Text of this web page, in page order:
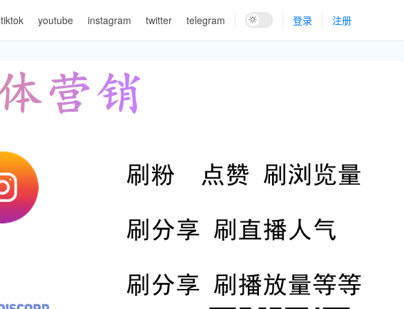
tiktok youtube instagram twitter telegram 登录 注册